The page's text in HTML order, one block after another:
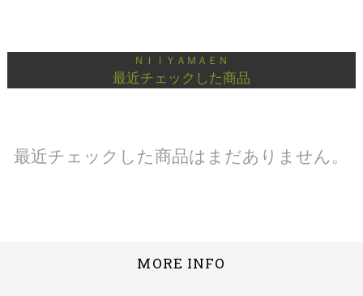
ＮＩＩＹＡＭＡＥＮ
最近チェックした商品
最近チェックした商品はまだありません。
MORE INFO